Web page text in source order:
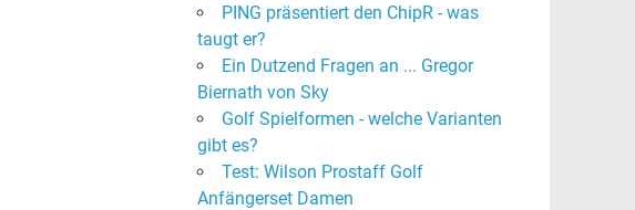
PING präsentiert den ChipR - was
taugt er?
Ein Dutzend Fragen an ... Gregor
Biernath von Sky
Golf Spielformen - welche Varianten
gibt es?
Test: Wilson Prostaff Golf
Anfängerset Damen